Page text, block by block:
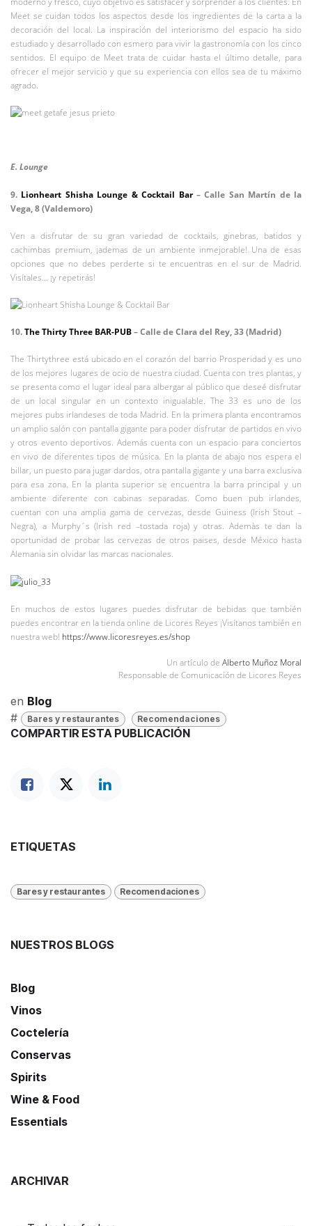
Meet se cuidan todos los aspectos desde los ingredientes de la carta a la
decoración del local. La inspiración del interiorismo del espacio ha sido
estudiado y desarrollado con esmero para vivir la gastronomía con los cinco
sentidos. El equipo de Meet trata de cuidar hasta el último detalle, para
ofrecer el mejor servicio y que su experiencia con ellos sea de tu máximo
agrado.
E. Lounge
9. Lionheart Shisha Lounge & Cocktail Bar – Calle San Martín de la
Vega, 8 (Valdemoro)
Ven a disfrutar de su gran variedad de cocktails, ginebras, batidos y
cachimbas premium, ¡ademas de un ambiente inmejorable! Una de esas
opciones que no debes perderte si te encuentras en el sur de Madrid.
Visítales... ¡y repetirás!
10.The Thirty Three BAR-PUB– Calle de Clara del Rey, 33 (Madrid)
The Thirtythree está ubicado en el corazón del barrio Prosperidad y es uno
de los mejores lugares de ocio de nuestra ciudad. Cuenta con tres plantas, y
se presenta como el lugar ideal para albergar al público que deseé disfrutar
de un local singular en un contexto inigualable. The 33 es uno de los
mejores pubs irlandeses de toda Madrid. En la primera planta encontramos
un amplio salón con pantalla gigante para poder disfrutar de partidos en vivo
y otros evento deportivos. Además cuenta con un espacio para conciertos
en vivo de diferentes tipos de música. En la planta de abajo nos espera el
billar, un puesto para jugar dardos, otra pantalla gigante y una barra exclusiva
para esa zona. En la planta superior se encuentra la barra principal y un
ambiente diferente con cabinas separadas. Como buen pub irlandes,
cuentan con una amplia gama de cervezas, desde Guiness (Irish Stout –
Negra), a Murphy´s (Irish red –tostada roja) y otras. Ademàs te dan la
oportunidad de probar las cervezas de otros paises, desde México hasta
Alemania sin olvidar las marcas nacionales.
En muchos de estos lugares puedes disfrutar de bebidas que también
puedes encontrar en la tienda online de Licores Reyes ¡Visítanos también en
nuestra web! https://www.licoresreyes.es/shop
Un artículo de Alberto Muñoz Moral
Responsable de Comunicación de Licores Reyes
en Blog
#
Bares y restaurantes Recomendaciones
COMPARTIR ESTA PUBLICACIÓN
ETIQUETAS
Bares y restaurantes Recomendaciones
NUESTROS BLOGS
Blog
Vinos
Coctelería
Conservas
Spirits
Wine & Food
Essentials
ARCHIVAR